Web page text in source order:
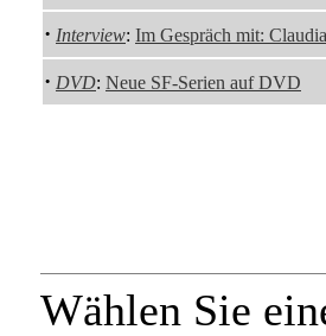
· Interview: Im Gespräch mit:
· DVD: Neue SF-Serien auf DVD
Wählen Sie